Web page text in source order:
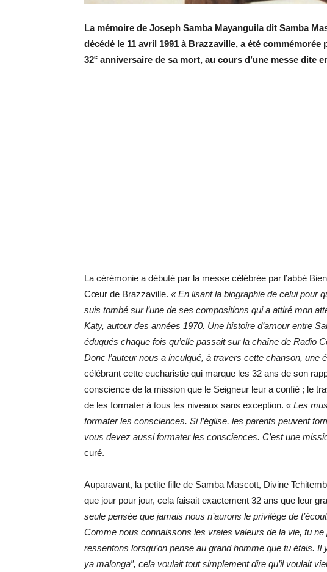
La mémoire de Joseph Samba Mayanguila dit Samba
décédé le 11 avril 1991 à Brazzaville, a été
32e anniversaire de sa mort, au cours d’une messe dite
La cérémonie a débuté par la messe célébrée par l’abbé
Cœur de Brazzaville. « En lisant la biographie de celui pour
suis tombé sur l’une de ses compositions qui a attiré mon
Katy, autour des années 1970. Une histoire d’amour entre
éduqués chaque fois qu’elle passait sur la chaîne de Radio
Donc l’auteur nous a inculqué, à travers cette chanson, une
célébrant cette eucharistie qui marque les 32 ans de son
conscience de la mission que le Seigneur leur a confié ; le
de les formater à tous les niveaux sans exception. « Les
formater les consciences. Si l’église, les parents peuvent
vous devez aussi formater les consciences. C’est une
curé.
Auparavant, la petite fille de Samba Mascott, Divine
que jour pour jour, cela faisait exactement 32 ans que leur
seule pensée que jamais nous n’aurons le privilège de
Comme nous connaissons les vraies valeurs de la vie, tu ne
ressentons lorsqu’on pense au grand homme que tu étais.
ya malonga”, cela voulait tout simplement dire qu’il voulait